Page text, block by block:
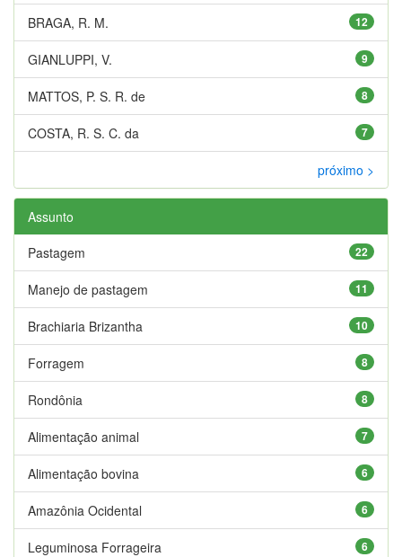
12
BRAGA, R. M.
9
GIANLUPPI, V.
8
MATTOS, P. S. R. de
7
COSTA, R. S. C. da
próximo >
Assunto
22
Pastagem
11
Manejo de pastagem
10
Brachiaria Brizantha
8
Forragem
8
Rondônia
7
Alimentação animal
6
Alimentação bovina
6
Amazônia Ocidental
6
Leguminosa Forrageira